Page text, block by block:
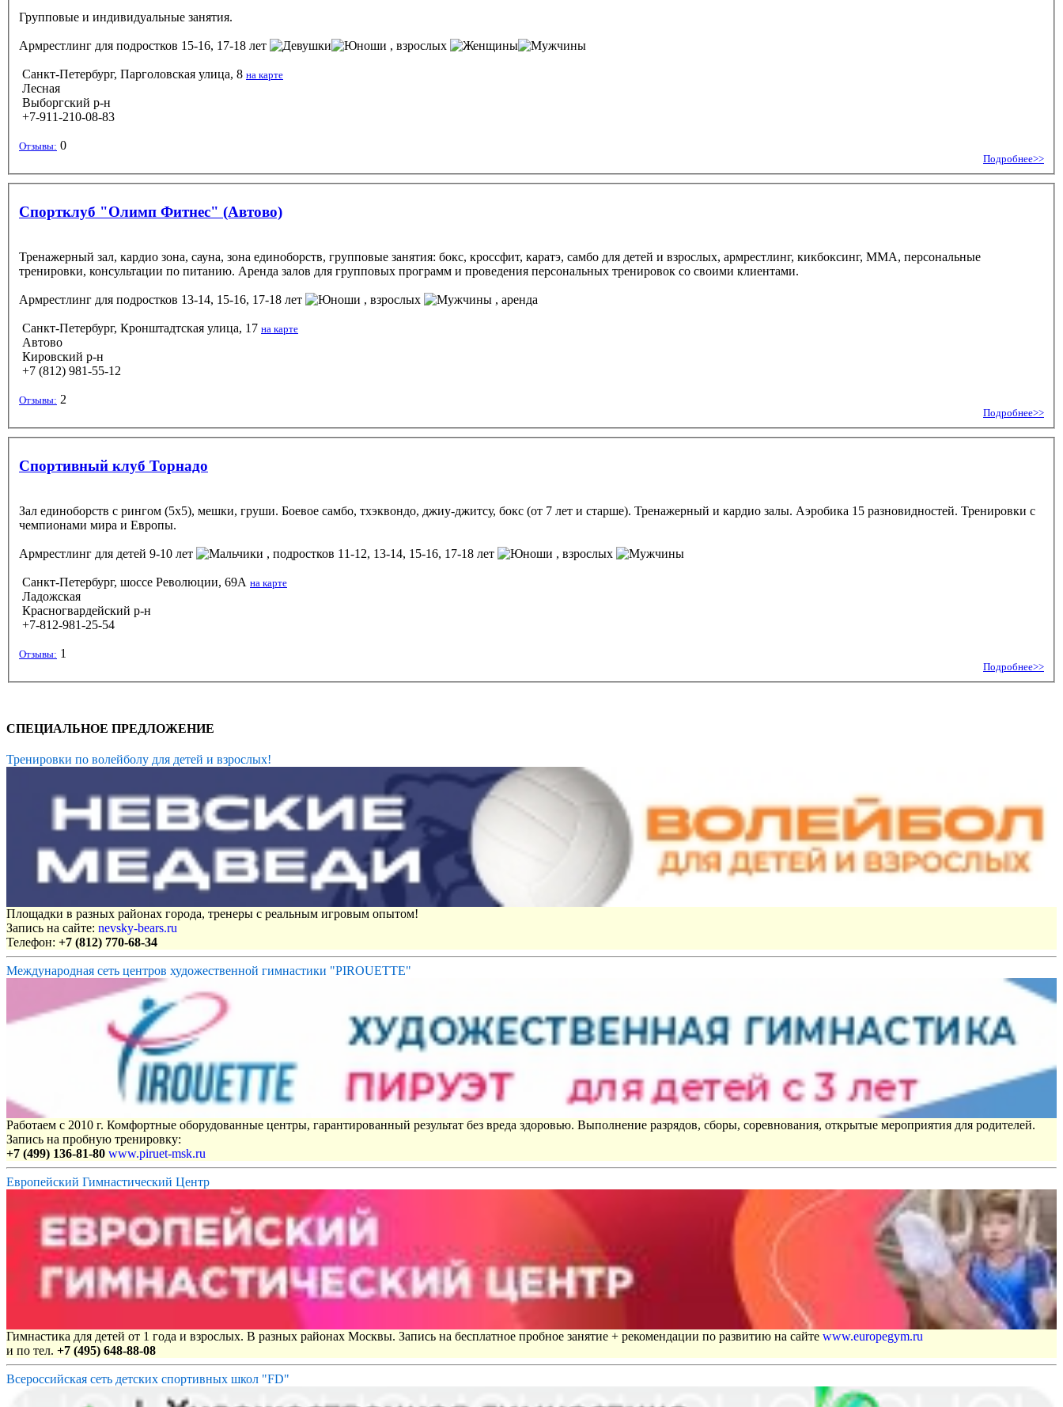
Групповые и индивидуальные занятия.
Армрестлинг для подростков 15-16, 17-18 лет , взрослых
Санкт-Петербург, Парголовская улица, 8 на карте
Лесная
Выборгский р-н
+7-911-210-08-83
Отзывы: 0
Подробнее>>
Спортклуб "Олимп Фитнес" (Автово)
Тренажерный зал, кардио зона, сауна, зона единоборств, групповые занятия: бокс, кроссфит, каратэ, самбо для детей и взрослых, армрестлинг, кикбоксинг, ММА, персональные
тренировки, консультации по питанию. Аренда залов для групповых программ и проведения персональных тренировок со своими клиентами.
Армрестлинг для подростков 13-14, 15-16, 17-18 лет , взрослых , аренда
Санкт-Петербург, Кронштадтская улица, 17 на карте
Автово
Кировский р-н
+7 (812) 981-55-12
Отзывы: 2
Подробнее>>
Спортивный клуб Торнадо
Зал единоборств с рингом (5х5), мешки, груши. Боевое самбо, тхэквондо, джиу-джитсу, бокс (от 7 лет и старше). Тренажерный и кардио залы. Аэробика 15 разновидностей. Тренировки с
чемпионами мира и Европы.
Армрестлинг для детей 9-10 лет , подростков 11-12, 13-14, 15-16, 17-18 лет , взрослых
Санкт-Петербург, шоссе Революции, 69А на карте
Ладожская
Красногвардейский р-н
+7-812-981-25-54
Отзывы: 1
Подробнее>>
СПЕЦИАЛЬНОЕ ПРЕДЛОЖЕНИЕ
Тренировки по волейболу для детей и взрослых!
Площадки в разных районах города, тренеры с реальным игровым опытом!
Запись на сайте: nevsky-bears.ru
Телефон: +7 (812) 770-68-34
Международная сеть центров художественной гимнастики "PIROUETTE"
Работаем с 2010 г. Комфортные оборудованные центры, гарантированный результат без вреда здоровью. Выполнение разрядов, сборы, соревнования, открытые мероприятия для родителей.
Запись на пробную тренировку:
+7 (499) 136-81-80 www.piruet-msk.ru
Европейский Гимнастический Центр
Гимнастика для детей от 1 года и взрослых. В разных районах Москвы. Запись на бесплатное пробное занятие + рекомендации по развитию на сайте www.europegym.ru
и по тел. +7 (495) 648-88-08
Всероссийская сеть детских спортивных школ "FD"